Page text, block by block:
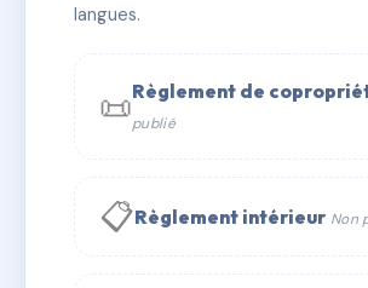
📞 Contacter Syndic Digital
langues.
📜Règlement de
publié
📋Règlement intérieur Non